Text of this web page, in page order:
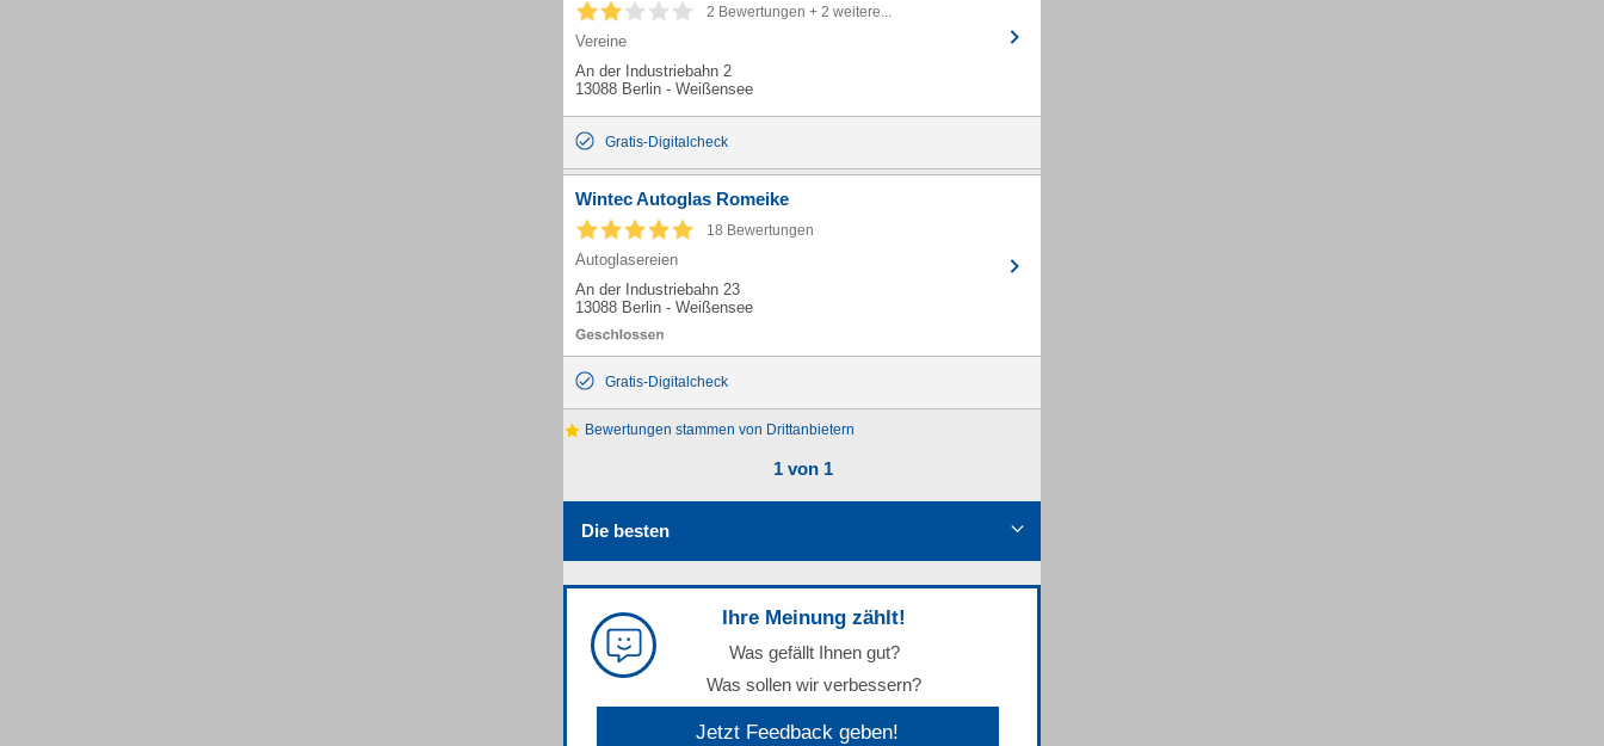
2 Bewertungen + 2 weitere...
Vereine
An der Industriebahn 2
13088 Berlin - Weißensee
Gratis-Digitalcheck
Wintec Autoglas Romeike
18 Bewertungen
Autoglasereien
An der Industriebahn 23
13088 Berlin - Weißensee
Gratis-Digitalcheck
Bewertungen stammen von Drittanbietern
1 von 1
Die besten
Ihre Meinung zählt!
Was gefällt Ihnen gut?
Was sollen wir verbessern?
Jetzt Feedback geben!